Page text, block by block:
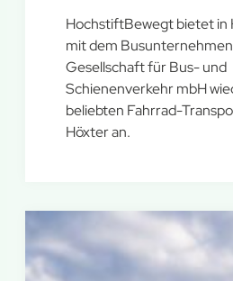
HochstiftBewegt bietet in
mit dem
Gesellschaft für Bus- und
Schienenverkehr mbH
beliebten Fahrrad-
Höxter an.